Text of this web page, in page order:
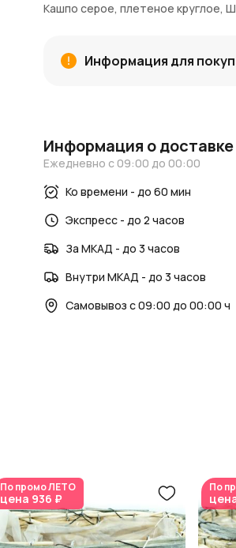
Материал: ротанг
Применение: кашпо для
Вдохновение и идеи:
Загляните в наш блоги раздел
интерьере. AzaliaNow помогает
Кашпо серое, плетеное круглое,
Информация для
Информация о доставке
Ежедневно с 09:00 до 00:00
Ко времени - до 60 мин
Экспресс - до 2 часов
За МКАД - до 3 часов
Внутри МКАД - до 3 часов
Самовывоз с 09:00 до 00:00 ч
По промоЛЕТО
цена 936 ₽
По